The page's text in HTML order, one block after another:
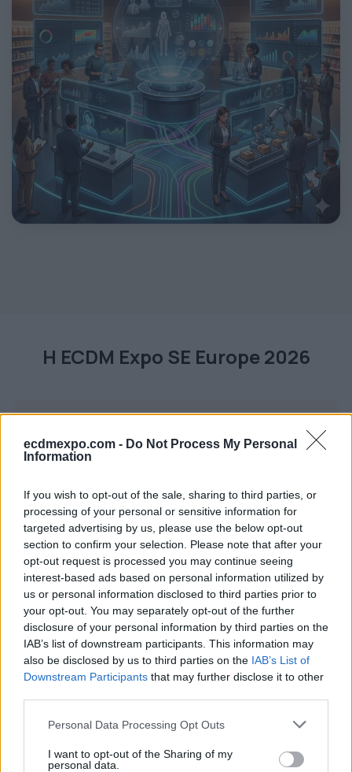
ecdmexpo.com - Do Not Process My Personal
Information
If you wish to opt-out of the sale, sharing to third parties, or
processing of your personal or sensitive information for
targeted advertising by us, please use the below opt-out
section to confirm your selection. Please note that after your
opt-out request is processed you may continue seeing
interest-based ads based on personal information utilized by
us or personal information disclosed to third parties prior to
your opt-out. You may separately opt-out of the further
disclosure of your personal information by third parties on the
IAB’s list of downstream participants. This information may
also be disclosed by us to third parties on the IAB’s List of
Downstream Participants that may further disclose it to other
Please note that this website/app uses one or more Google
not limited to your visit or usage behaviour. You may click to
Personal Data Processing Opt Outs
I want to opt-out of the Sharing of my
personal data.
Η ECDM Expo SE Europe 2026